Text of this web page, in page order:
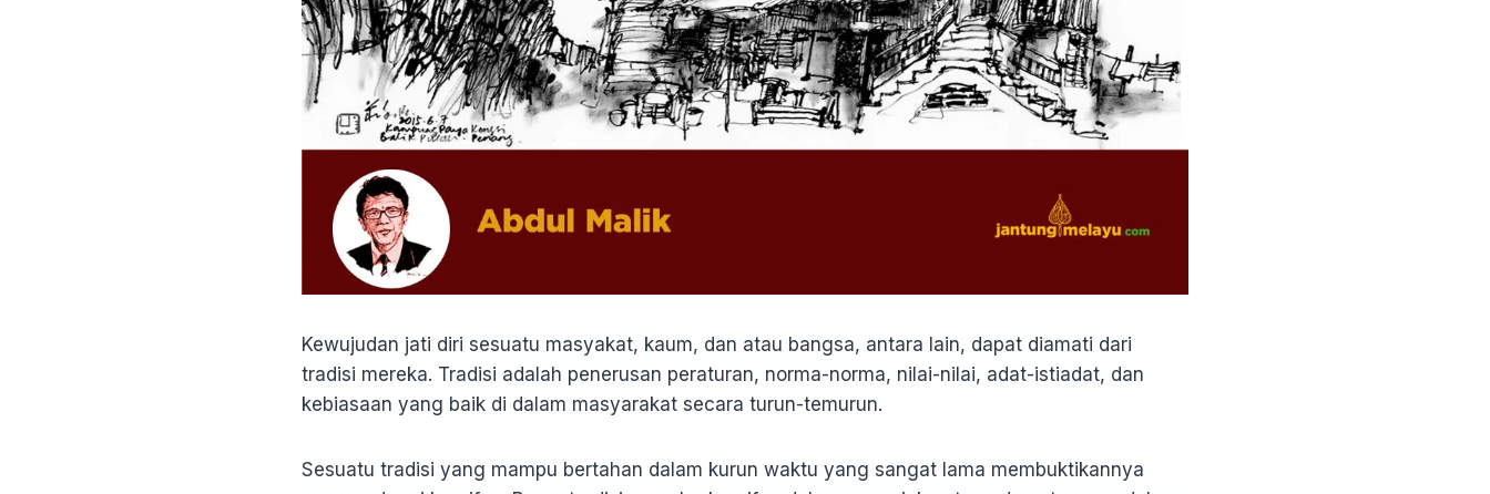
Kewujudan jati diri sesuatu masyakat, kaum, dan atau bangsa, antara lain, dapat diamati dari
tradisi mereka. Tradisi adalah penerusan peraturan, norma-norma, nilai-nilai, adat-istiadat, dan
kebiasaan yang baik di dalam masyarakat secara turun-temurun.
Sesuatu tradisi yang mampu bertahan dalam kurun waktu yang sangat lama membuktikannya